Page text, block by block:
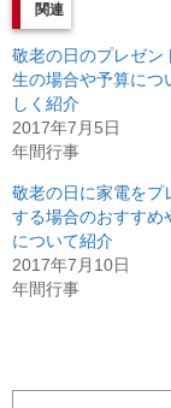
関連
敬老の日のプレゼン
生の場合や予算につ
しく紹介
2017年7月5日
年間行事
敬老の日に家電をプ
する場合のおすすめ
について紹介
2017年7月10日
年間行事